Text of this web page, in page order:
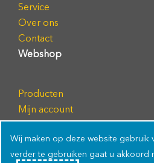
Service
Over ons
Contact
Webshop
Producten
Mijn account
FAQ
© Copyright 2025 ETA Systems BV |
Wij maken op deze website gebruik
verder te gebruiken gaat u akkoord